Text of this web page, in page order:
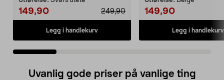
149,90 249,90
Legg i handlekurv
149,90
Legg i handlekurv
Uvanlig gode priser på vanlige ting